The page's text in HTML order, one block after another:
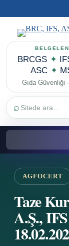
BRCGS ✦
ASC ✦
Gıda Güvenliği
⌕
AGFOCERT
Taze
A.Ş.,